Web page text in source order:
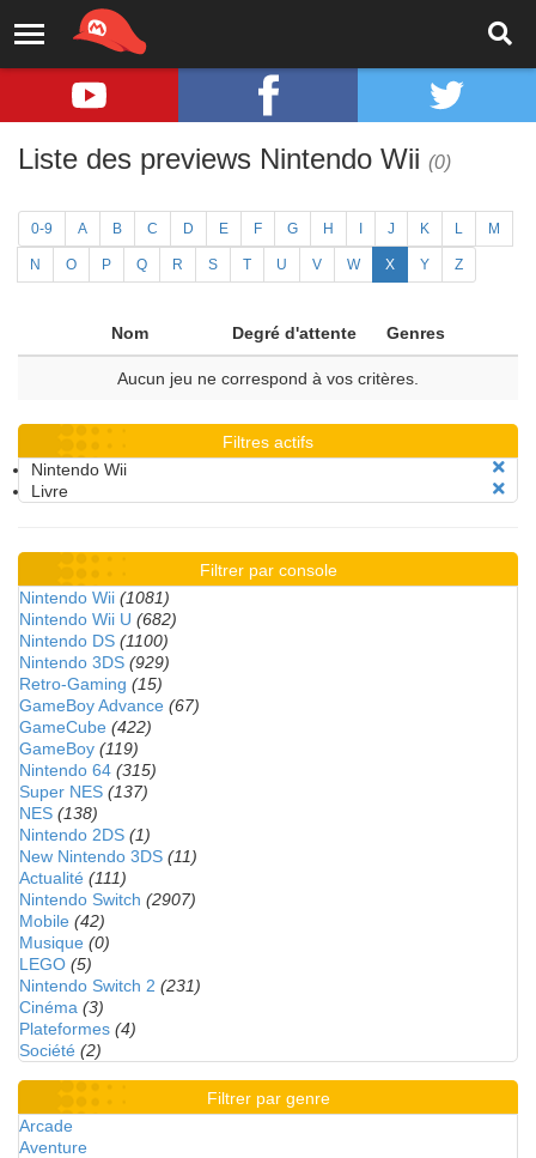
Liste des previews Nintendo Wii (0)
0-9 A B C D E F G H J K L M
N O P Q R S T U V W X Y Z
Nom Degré d'attente Genres
Aucun jeu ne correspond à vos critères.
Filtres actifs
Nintendo Wii
Livre
Filtrer par console
Nintendo Wii (1081)
Nintendo Wii U (682)
Nintendo DS (1100)
Nintendo 3DS (929)
Retro-Gaming (15)
GameBoy Advance (67)
GameCube (422)
GameBoy (119)
Nintendo 64 (315)
Super NES (137)
NES (138)
Nintendo 2DS (1)
New Nintendo 3DS (11)
Actualité (111)
Nintendo Switch (2907)
Mobile (42)
Musique (0)
LEGO (5)
Nintendo Switch 2 (231)
Cinéma (3)
Plateformes (4)
Société (2)
Filtrer par genre
Arcade
Aventure